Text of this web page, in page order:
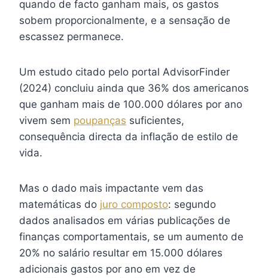
quando de facto ganham mais, os gastos
sobem proporcionalmente, e a sensação de
escassez permanece.
Um estudo citado pelo portal AdvisorFinder
(2024) concluiu ainda que 36% dos americanos
que ganham mais de 100.000 dólares por ano
vivem sem poupanças suficientes,
consequência directa da inflação de estilo de
vida.
Mas o dado mais impactante vem das
matemáticas do juro composto: segundo
dados analisados em várias publicações de
finanças comportamentais, se um aumento de
20% no salário resultar em 15.000 dólares
adicionais gastos por ano em vez de